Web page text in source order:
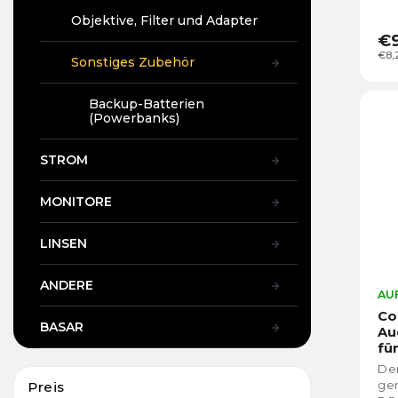
Preis
Objektive, Filter und Adapter
Sonstiges Zubehör
Backup-Batterien
(Powerbanks)
STROM
MONITORE
LINSEN
ANDERE
BASAR